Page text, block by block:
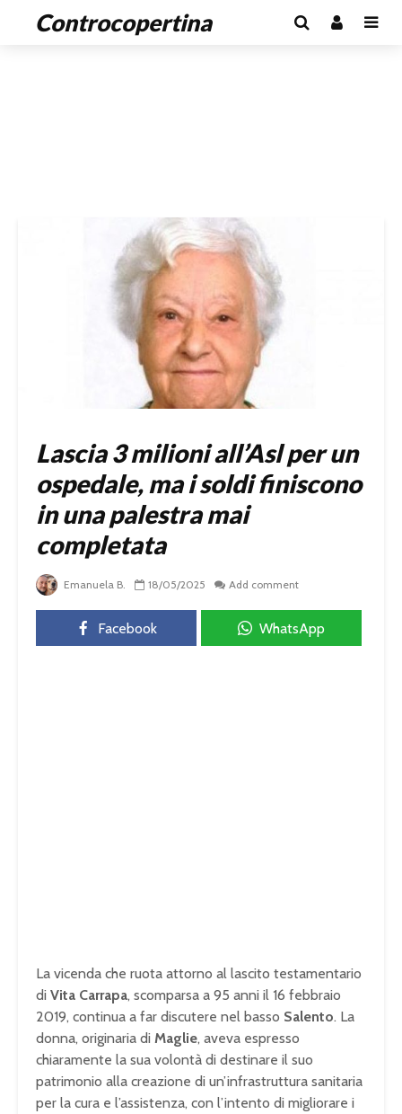
Controcopertina
Lascia 3 milioni all’Asl per un
ospedale, ma i soldi finiscono
in una palestra mai
completata
Emanuela B. 18/05/2025 Add comment
Facebook WhatsApp
La vicenda che ruota attorno al lascito testamentario
di Vita Carrapa, scomparsa a 95 anni il 16 febbraio
2019, continua a far discutere nel basso Salento. La
donna, originaria di Maglie, aveva espresso
chiaramente la sua volontà di destinare il suo
patrimonio alla creazione di un’infrastruttura sanitaria
per la cura e l’assistenza, con l’intento di migliorare i